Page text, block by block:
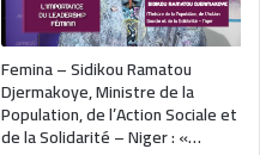
Femina – Sidikou Ramatou
Djermakoye, Ministre de la
Population, de l’Action Sociale et
de la Solidarité – Niger : «…